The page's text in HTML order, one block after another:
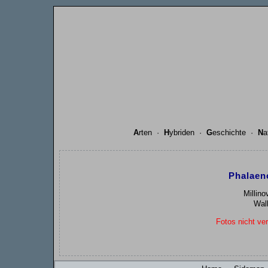
Arten · Hybriden · Geschichte · N
Fotos nicht